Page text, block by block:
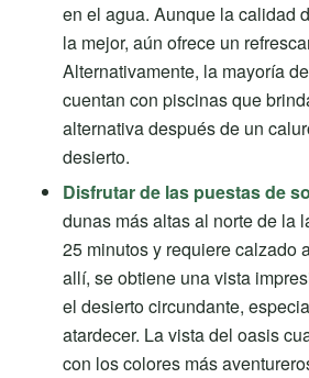
en el agua. Aunque la calidad
la mejor, aún ofrece un
Alternativamente, la mayoría
cuentan con piscinas que
alternativa después de un
desierto.
Disfrutar de las puestas de
dunas más altas al norte de la
25 minutos y requiere calzado
allí, se obtiene una vista
el desierto circundante,
atardecer. La vista del oasis
con los colores más